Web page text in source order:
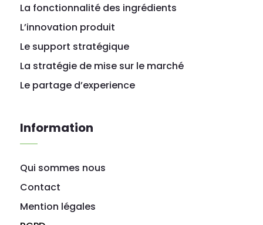
La fonctionnalité des ingrédients
L’innovation produit
Le support stratégique
La stratégie de mise sur le marché
Le partage d’experience
Information
Qui sommes nous
Contact
Mention légales